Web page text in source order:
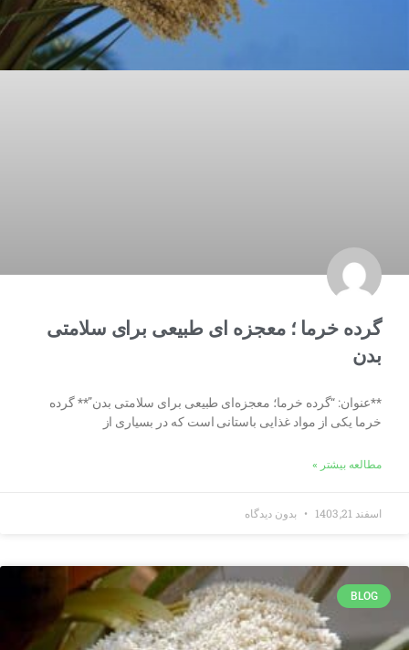
گرده خرما ؛ معجزه ای طبیعی برای سلامتی
بدن
**عنوان: “گرده خرما؛ معجزه‌ای طبیعی برای سلامتی بدن”** گرده
خرما یکی از مواد غذایی باستانی است که در بسیاری از
مطالعه بیشتر »
اسفند 21, 1403 بدون دیدگاه
BLOG